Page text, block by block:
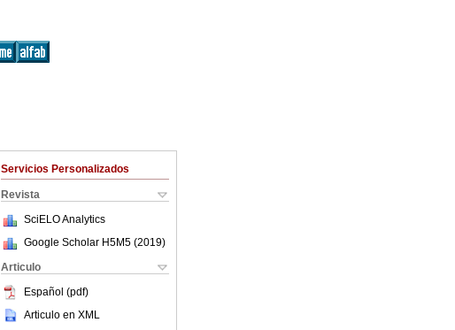
Servicios Personalizados
Revista
SciELO Analytics
Google Scholar H5M5 (2019)
Articulo
Español (pdf)
Articulo en XML